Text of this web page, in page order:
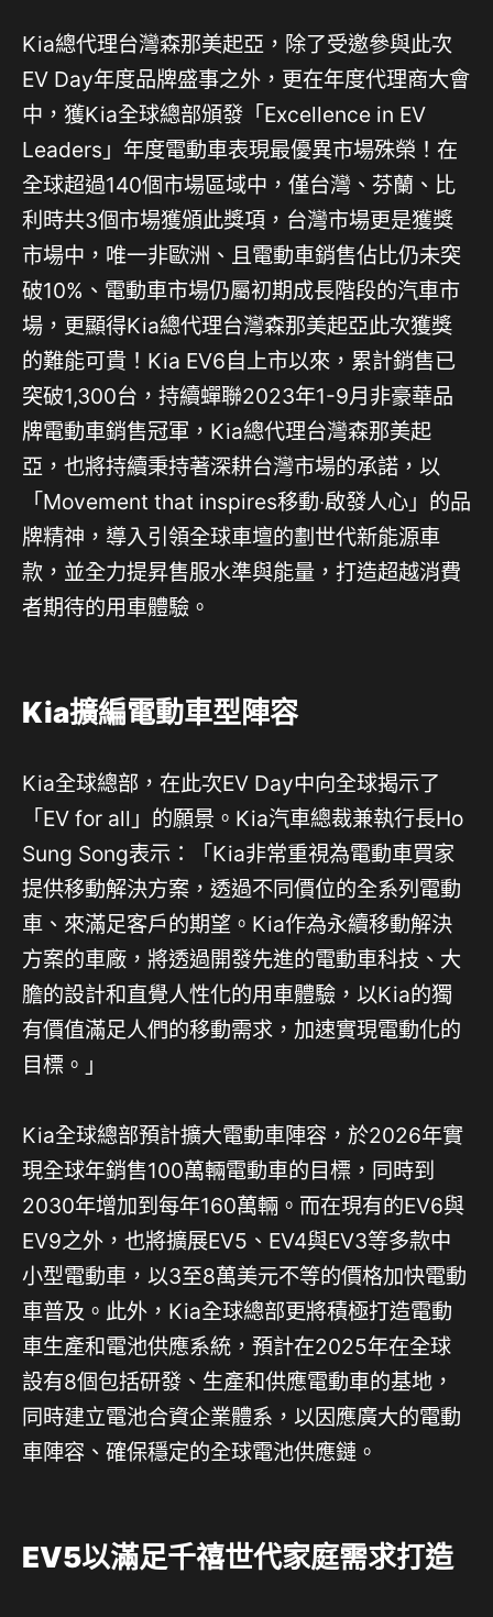
Kia總代理台灣森那美起亞，除了受邀參與此次
EV Day年度品牌盛事之外，更在年度代理商大會
中，獲Kia全球總部頒發「Excellence in EV
Leaders」年度電動車表現最優異市場殊榮！在
全球超過140個市場區域中，僅台灣、芬蘭、比
利時共3個市場獲頒此獎項，台灣市場更是獲獎
市場中，唯一非歐洲、且電動車銷售佔比仍未突
破10%、電動車市場仍屬初期成長階段的汽車市
場，更顯得Kia總代理台灣森那美起亞此次獲獎
的難能可貴！Kia EV6自上市以來，累計銷售已
突破1,300台，持續蟬聯2023年1-9月非豪華品
牌電動車銷售冠軍，Kia總代理台灣森那美起
亞，也將持續秉持著深耕台灣市場的承諾，以
「Movement that inspires移動‧啟發人心」的品
牌精神，導入引領全球車壇的劃世代新能源車
款，並全力提昇售服水準與能量，打造超越消費
者期待的用車體驗。
Kia擴編電動車型陣容
Kia全球總部，在此次EV Day中向全球揭示了
「EV for all」的願景。Kia汽車總裁兼執行長Ho
Sung Song表示：「Kia非常重視為電動車買家
提供移動解決方案，透過不同價位的全系列電動
車、來滿足客戶的期望。Kia作為永續移動解決
方案的車廠，將透過開發先進的電動車科技、大
膽的設計和直覺人性化的用車體驗，以Kia的獨
有價值滿足人們的移動需求，加速實現電動化的
目標。」
Kia全球總部預計擴大電動車陣容，於2026年實
現全球年銷售100萬輛電動車的目標，同時到
2030年增加到每年160萬輛。而在現有的EV6與
EV9之外，也將擴展EV5、EV4與EV3等多款中
小型電動車，以3至8萬美元不等的價格加快電動
車普及。此外，Kia全球總部更將積極打造電動
車生產和電池供應系統，預計在2025年在全球
設有8個包括研發、生產和供應電動車的基地，
同時建立電池合資企業體系，以因應廣大的電動
車陣容、確保穩定的全球電池供應鏈。
EV5以滿足千禧世代家庭需求打造